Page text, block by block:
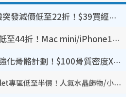
GU優惠｜手袋突發減價低至22折！$39買經典波士頓包/餃子袋！飾物同步減價$29起！
豐澤優惠勁減低至44折！Mac mini/iPhone17Pro大減價！廚房家電$220起
港大推賽馬會強化骨骼計劃！$100骨質密度X光檢查 完成免費運動訓練送超市禮券！附參加資格
Swarovski Outlet專區低至半價！人氣水晶飾物/小擺設$138起！迪士尼款/水晶高跟鞋都有平